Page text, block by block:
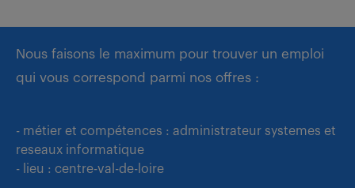
Nous faisons le maximum pour trouver un emploi
qui vous correspond parmi nos offres :
- métier et compétences : administrateur systemes et
reseaux informatique
- lieu : centre-val-de-loire